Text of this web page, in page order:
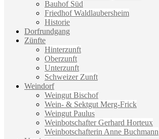
Bauhof Süd
Friedhof Waldlaubersheim
Historie
Dorfrundgang
Zünfte
Hinterzunft
Oberzunft
Unterzunft
Schweizer Zunft
Weindorf
Weingut Bischof
Wein- & Sektgut Merg-Frick
Weingut Paulus
Weinbotschafter Gerhard Horteux
Weinbotschafterin Anne Buchmann